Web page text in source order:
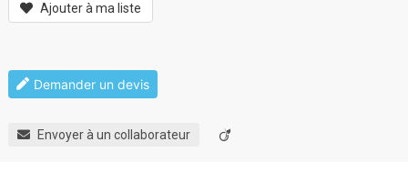
Ajouter à ma liste
Demander un devis
Envoyer à un collaborateur